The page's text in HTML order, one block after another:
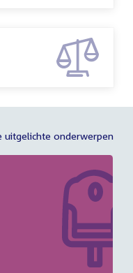
uitgelichte onderwerpen